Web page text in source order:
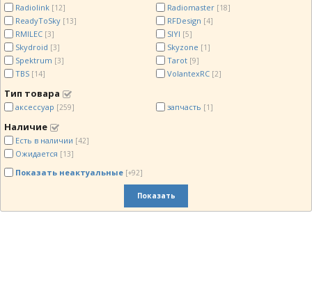
Radiolink [12] Radiomaster [18]
ReadyToSky [13] RFDesign [4]
RMILEC [3] SIYI [5]
Skydroid [3] Skyzone [1]
Spektrum [3] Tarot [9]
TBS [14] VolantexRC [2]
Тип товара
аксессуар [259] запчасть [1]
Наличие
Есть в наличии [42]
Ожидается [13]
Показать неактуальные [+92]
Показать